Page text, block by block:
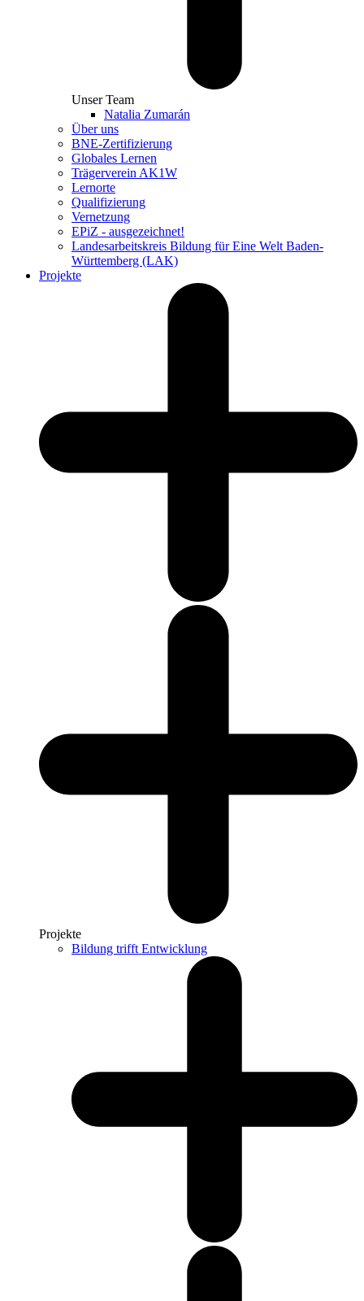
Unser Team
Natalia Zumarán
Über uns
BNE-Zertifizierung
Globales Lernen
Trägerverein AK1W
Lernorte
Qualifizierung
Vernetzung
EPiZ - ausgezeichnet!
Landesarbeitskreis Bildung für Eine Welt Baden-
Württemberg (LAK)
Projekte
Projekte
Bildung trifft Entwicklung